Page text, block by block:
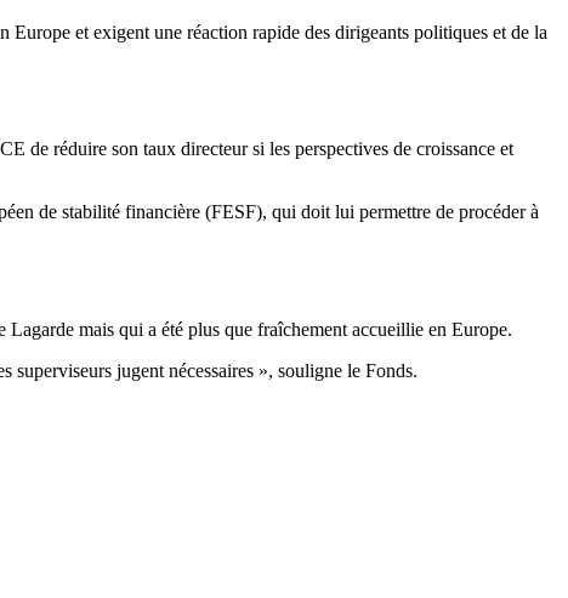
Europe et exigent une réaction rapide des dirigeants politiques et de la
de réduire son taux directeur si les perspectives de croissance et
de stabilité financière (FESF), qui doit lui permettre de procéder à
mais qui a été plus que fraîchement accueillie en Europe.
superviseurs jugent nécessaires », souligne le Fonds.